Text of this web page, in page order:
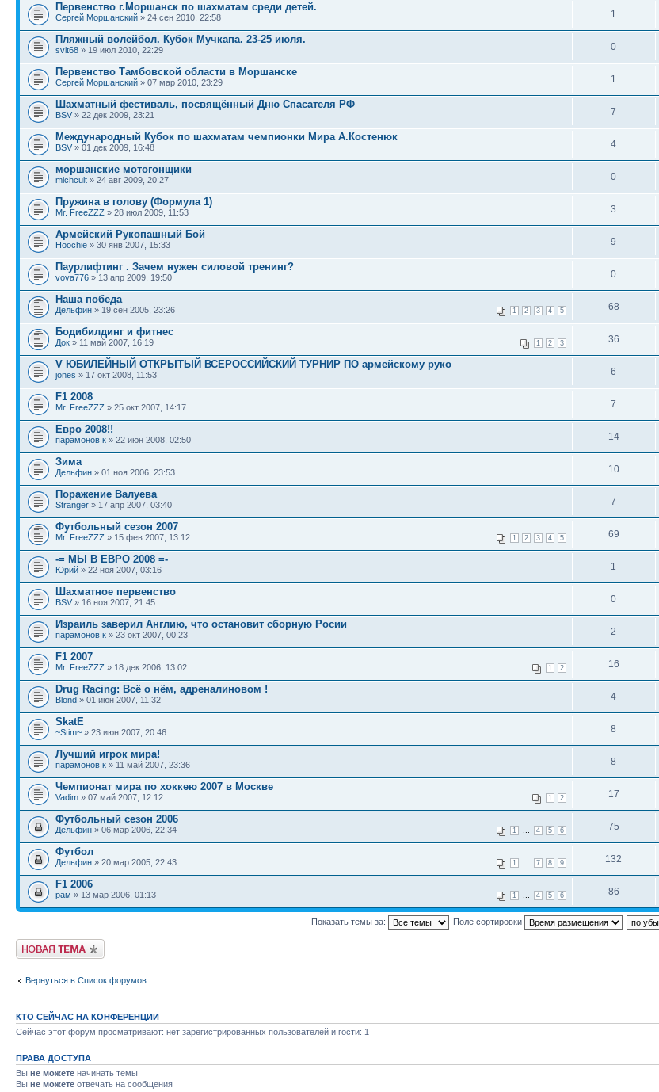
Первенство г.Моршанск по шахматам среди детей.
Сергей Моршанский » 24 сен 2010, 22:58 1
Пляжный волейбол. Кубок Мучкапа. 23-25 июля.
svit68 » 19 июл 2010, 22:29 0
Первенство Тамбовской области в Моршанске
Сергей Моршанский » 07 мар 2010, 23:29 1
Шахматный фестиваль, посвящённый Дню Спасателя РФ
BSV » 22 дек 2009, 23:21 7
Международный Кубок по шахматам чемпионки Мира А.Костенюк
BSV » 01 дек 2009, 16:48 4
моршанские мотогонщики
michcult » 24 авг 2009, 20:27 0
Пружина в голову (Формула 1)
Mr. FreeZZZ » 28 июл 2009, 11:53 3
Армейский Рукопашный Бой
Hoochie » 30 янв 2007, 15:33 9
Паурлифтинг . Зачем нужен силовой тренинг?
vova776 » 13 апр 2009, 19:50 0
Наша победа
1 2 3 4 5
Дельфин » 19 сен 2005, 23:26 68
Бодибилдинг и фитнес
1 2 3
Док » 11 май 2007, 16:19 36
V ЮБИЛЕЙНЫЙ ОТКРЫТЫЙ ВСЕРОССИЙСКИЙ ТУРНИР ПО армейскому руко
jones » 17 окт 2008, 11:53 6
F1 2008
Mr. FreeZZZ » 25 окт 2007, 14:17 7
Евро 2008!!
парамонов к » 22 июн 2008, 02:50 14
Зима
Дельфин » 01 ноя 2006, 23:53 10
Поражение Валуева
Stranger » 17 апр 2007, 03:40 7
Футбольный сезон 2007
1 2 3 4 5
Mr. FreeZZZ » 15 фев 2007, 13:12 69
-= МЫ В ЕВРО 2008 =-
Юрий » 22 ноя 2007, 03:16 1
Шахматное первенство
BSV » 16 ноя 2007, 21:45 0
Израиль заверил Англию, что остановит сборную Росии
парамонов к » 23 окт 2007, 00:23 2
F1 2007
1 2
Mr. FreeZZZ » 18 дек 2006, 13:02 16
Drug Racing: Всё о нём, адреналиновом !
Blond » 01 июн 2007, 11:32 4
SkatE
~Stim~ » 23 июн 2007, 20:46 8
Лучший игрок мира!
парамонов к » 11 май 2007, 23:36 8
Чемпионат мира по хоккею 2007 в Москве
1 2
Vadim » 07 май 2007, 12:12 17
Футбольный сезон 2006
1 4 5 6
Дельфин » 06 мар 2006, 22:34 75
Футбол
1 7 8 9
Дельфин » 20 мар 2005, 22:43 132
F1 2006
1 4 5 6
рам » 13 мар 2006, 01:13 86
Показать темы за: Поле сортировки
Новая тема
Вернуться в Список форумов
КТО СЕЙЧАС НА КОНФЕРЕНЦИИ
Сейчас этот форум просматривают: нет зарегистрированных пользователей и гости: 1
ПРАВА ДОСТУПА
Вы не можете начинать темы
Вы не можете отвечать на сообщения